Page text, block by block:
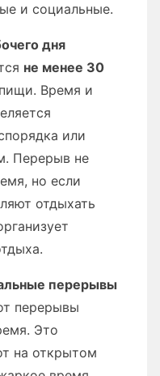
и социальные.
дня
не менее 30
Время и
или
Перерыв не
но если
отдыхать
перерывы
перерывы
Это
на открытом